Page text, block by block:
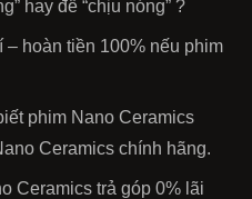
hay để “chịu nóng” ?
hoàn tiền 100% nếu phim
phim Nano Ceramics
Ceramics chính hãng.
Ceramics trả góp 0% lãi